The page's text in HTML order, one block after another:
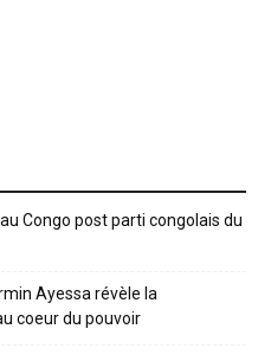
Congo post parti congolais du
Ayessa révèle la
coeur du pouvoir